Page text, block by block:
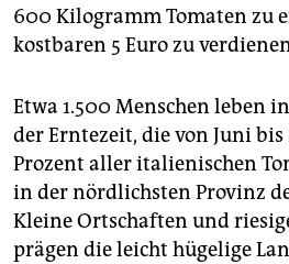
600 Kilogramm Tomaten zu
kostbaren 5 Euro zu
Etwa 1.500 Menschen leben
der Erntezeit, die von Juni bis
Prozent aller italienischen
in der nördlichsten Provinz
Kleine Ortschaften und
prägen die leicht hügelige